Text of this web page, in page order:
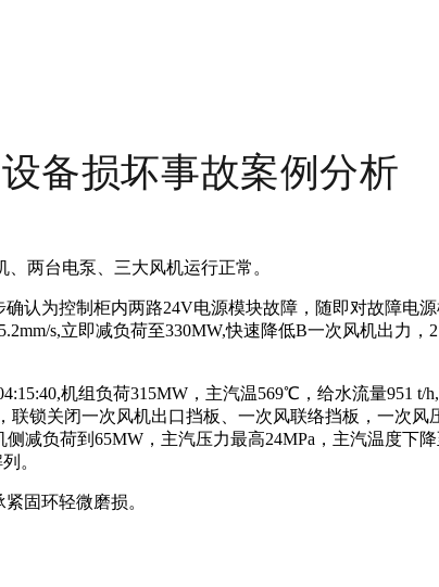
备损坏事故案例分析
两台电泵、三大风机运行正常。
认为控制柜内两路24V电源模块故障，随即对故障电
s,立即减负荷至330MW,快速降低B一次风机出力，
机组负荷315MW，主汽温569℃，给水流量951 t/
锁关闭一次风机出口挡板、一次风联络挡板，一次风
减负荷到65MW，主汽压力最高24MPa，主汽温度下
。
固环轻微磨损。